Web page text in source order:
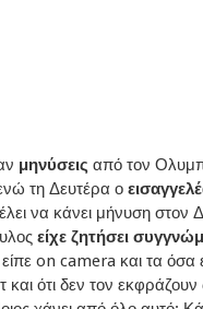
μηνύσεις από τον
τη Δευτέρα ο
να κάνει μήνυση
είχε ζητήσει
on camera και τα όσα
και ότι δεν τον